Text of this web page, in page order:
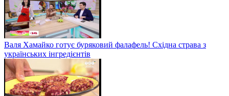
Валя Хамайко готує буряковий фалафель! Східна страва з
українських інгредієнтів